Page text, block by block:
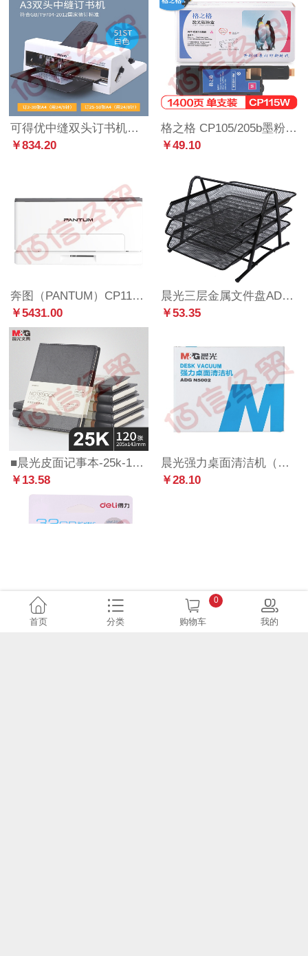
可得优中缝双头订书机骑缝骑马钉长臂双排A4A3办公双孔标准订书器50页加长两头通用重型两针省力机事务 【A3中缝可调】双头订书机 51ST
￥834.20
格之格 CP105/205b墨粉盒适用富士施乐CP205 Cp105B CP205W CM205B CM205F打印机硒鼓 CP205红色墨盒带芯片
￥49.10
奔图（PANTUM）CP1105DN 彩色激光双面打印机 有线网络连接 自动双面彩印
￥5431.00
晨光三层金属文件盘ADM94754
￥53.35
■晨光皮面记事本-25k-120页-黑-APYD2K78A
￥13.58
晨光强力桌面清洁机（白）ADGN5002
￥28.10
首页 分类 购物车
0
我的